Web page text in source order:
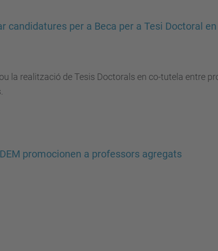
candidatures per a Beca per a Tesi Doctoral
la realització de Tesis Doctorals en co-tutela entre
promocionen a professors agregats